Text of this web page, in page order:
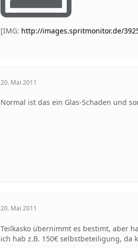
[IMG: http://images.spritmonitor.de/
20. Mai 2011
Normal ist das ein Glas-Schaden und
20. Mai 2011
Teilkasko übernimmt es bestimt, aber
ich hab z.B. 150€ selbstbeteiligung, da